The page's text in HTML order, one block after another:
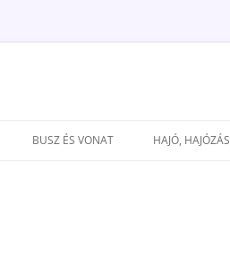
a
BUSZ ÉS VONAT HAJÓ, HAJÓZÁS